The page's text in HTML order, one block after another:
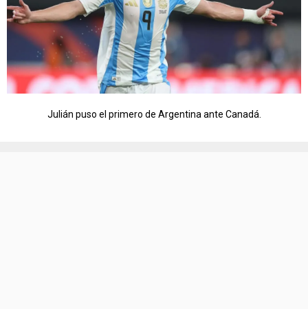
Julián puso el primero de Argentina ante Canadá.